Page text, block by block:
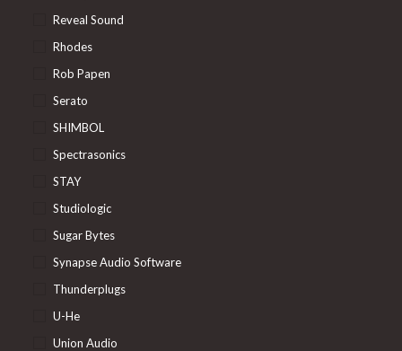
Reveal Sound
Rhodes
Rob Papen
Serato
SHIMBOL
Spectrasonics
STAY
Studiologic
Sugar Bytes
Synapse Audio Software
Thunderplugs
U-He
Union Audio